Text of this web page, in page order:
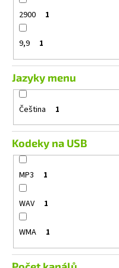
2900 1
9,9 1
Jazyky menu
Čeština 1
Kodeky na USB
MP3 1
WAV 1
WMA 1